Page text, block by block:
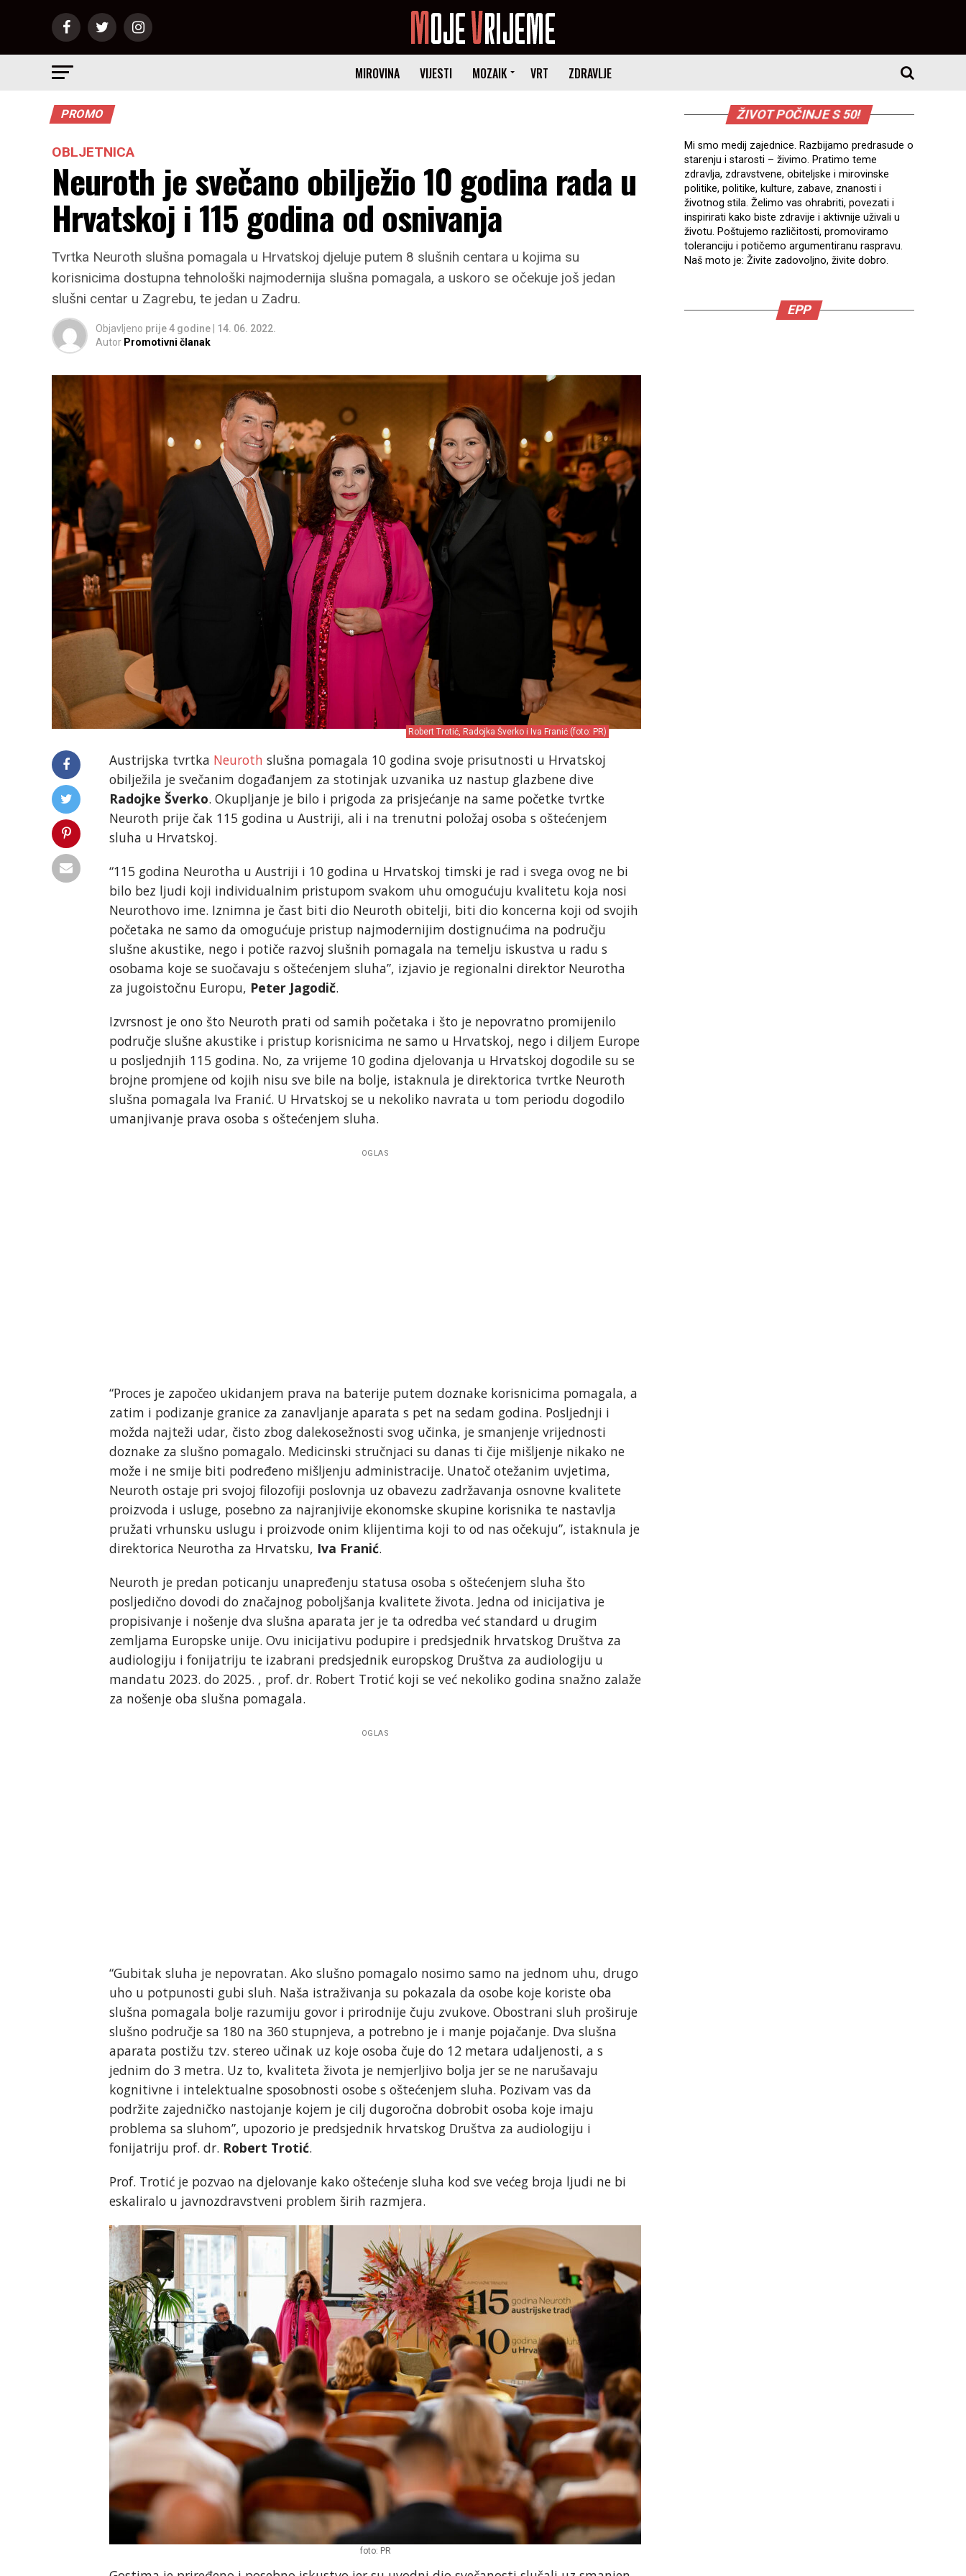
MIROVINA VIJESTI MOZAIK VRT ZDRAVLJE
PROMO
OBLJETNICA
Neuroth je svečano obilježio 10 godina rada u
Hrvatskoj i 115 godina od osnivanja
Tvrtka Neuroth slušna pomagala u Hrvatskoj djeluje putem 8 slušnih centara u kojima su
korisnicima dostupna tehnološki najmodernija slušna pomagala, a uskoro se očekuje još jedan
slušni centar u Zagrebu, te jedan u Zadru.
Objavljeno prije 4 godine
14. 06. 2022.
Autor Promotivni članak
Robert Trotić, Radojka Šverko i Iva Franić (foto: PR)
Austrijska tvrtka Neuroth slušna pomagala 10 godina svoje prisutnosti u Hrvatskoj
obilježila je svečanim događanjem za stotinjak uzvanika uz nastup glazbene dive
Radojke Šverko. Okupljanje je bilo i prigoda za prisjećanje na same početke tvrtke
Neuroth prije čak 115 godina u Austriji, ali i na trenutni položaj osoba s oštećenjem
sluha u Hrvatskoj.
“115 godina Neurotha u Austriji i 10 godina u Hrvatskoj timski je rad i svega ovog ne bi
bilo bez ljudi koji individualnim pristupom svakom uhu omogućuju kvalitetu koja nosi
Neurothovo ime. Iznimna je čast biti dio Neuroth obitelji, biti dio koncerna koji od svojih
početaka ne samo da omogućuje pristup najmodernijim dostignućima na području
slušne akustike, nego i potiče razvoj slušnih pomagala na temelju iskustva u radu s
osobama koje se suočavaju s oštećenjem sluha”, izjavio je regionalni direktor Neurotha
za jugoistočnu Europu, Peter Jagodič.
Izvrsnost je ono što Neuroth prati od samih početaka i što je nepovratno promijenilo
područje slušne akustike i pristup korisnicima ne samo u Hrvatskoj, nego i diljem Europe
u posljednjih 115 godina. No, za vrijeme 10 godina djelovanja u Hrvatskoj dogodile su se
brojne promjene od kojih nisu sve bile na bolje, istaknula je direktorica tvrtke Neuroth
slušna pomagala Iva Franić. U Hrvatskoj se u nekoliko navrata u tom periodu dogodilo
umanjivanje prava osoba s oštećenjem sluha.
OGLAS
“Proces je započeo ukidanjem prava na baterije putem doznake korisnicima pomagala, a
zatim i podizanje granice za zanavljanje aparata s pet na sedam godina. Posljednji i
možda najteži udar, čisto zbog dalekosežnosti svog učinka, je smanjenje vrijednosti
doznake za slušno pomagalo. Medicinski stručnjaci su danas ti čije mišljenje nikako ne
može i ne smije biti podređeno mišljenju administracije. Unatoč otežanim uvjetima,
Neuroth ostaje pri svojoj filozofiji poslovnja uz obavezu zadržavanja osnovne kvalitete
proizvoda i usluge, posebno za najranjivije ekonomske skupine korisnika te nastavlja
pružati vrhunsku uslugu i proizvode onim klijentima koji to od nas očekuju”, istaknula je
direktorica Neurotha za Hrvatsku, Iva Franić.
Neuroth je predan poticanju unapređenju statusa osoba s oštećenjem sluha što
posljedično dovodi do značajnog poboljšanja kvalitete života. Jedna od inicijativa je
propisivanje i nošenje dva slušna aparata jer je ta odredba već standard u drugim
zemljama Europske unije. Ovu inicijativu podupire i predsjednik hrvatskog Društva za
audiologiju i fonijatriju te izabrani predsjednik europskog Društva za audiologiju u
mandatu 2023. do 2025. , prof. dr. Robert Trotić koji se već nekoliko godina snažno zalaže
za nošenje oba slušna pomagala.
OGLAS
“Gubitak sluha je nepovratan. Ako slušno pomagalo nosimo samo na jednom uhu, drugo
uho u potpunosti gubi sluh. Naša istraživanja su pokazala da osobe koje koriste oba
slušna pomagala bolje razumiju govor i prirodnije čuju zvukove. Obostrani sluh proširuje
slušno područje sa 180 na 360 stupnjeva, a potrebno je i manje pojačanje. Dva slušna
aparata postižu tzv. stereo učinak uz koje osoba čuje do 12 metara udaljenosti, a s
jednim do 3 metra. Uz to, kvaliteta života je nemjerljivo bolja jer se ne narušavaju
kognitivne i intelektualne sposobnosti osobe s oštećenjem sluha. Pozivam vas da
podržite zajedničko nastojanje kojem je cilj dugoročna dobrobit osoba koje imaju
problema sa sluhom”, upozorio je predsjednik hrvatskog Društva za audiologiju i
fonijatriju prof. dr. Robert Trotić.
Prof. Trotić je pozvao na djelovanje kako oštećenje sluha kod sve većeg broja ljudi ne bi
eskaliralo u javnozdravstveni problem širih razmjera.
foto: PR
ŽIVOT POČINJE S 50!
Mi smo medij zajednice. Razbijamo predrasude o
starenju i starosti – živimo. Pratimo teme
zdravlja, zdravstvene, obiteljske i mirovinske
politike, politike, kulture, zabave, znanosti i
životnog stila. Želimo vas ohrabriti, povezati i
inspirirati kako biste zdravije i aktivnije uživali u
životu. Poštujemo različitosti, promoviramo
toleranciju i potičemo argumentiranu raspravu.
Naš moto je: Živite zadovoljno, živite dobro.
EPP